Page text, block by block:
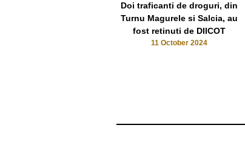
Doi traficanti de droguri, din
Turnu Magurele si Salcia, au
fost retinuti de DIICOT
11 October 2024